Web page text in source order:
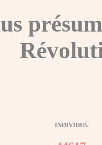
INDIVIDUS